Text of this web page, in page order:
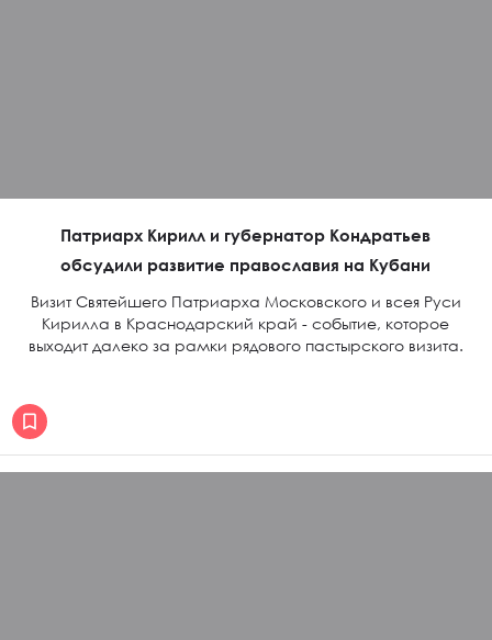
Патриарх Кирилл и губернатор Кондратьев
обсудили развитие православия на Кубани
Визит Святейшего Патриарха Московского и всея Руси
Кирилла в Краснодарский край - событие, которое
выходит далеко за рамки рядового пастырского визита.